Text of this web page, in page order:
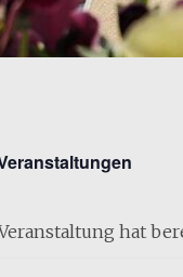
hat